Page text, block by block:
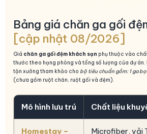
Bảng giá chăn ga gối
[cập nhật 08/2026]
Giá chăn ga gối đệm khách sạn phụ thuộc vào
thước theo hạng phòng và tổng số lượng của dự
tận xưởng tham khảo cho bộ tiêu chuẩn gồm: 1 ga
(chưa gồm ruột chăn, ruột gối và đệm).
Mô hình lưu trú Chất liệu
Homestay –
Microfiber, vải